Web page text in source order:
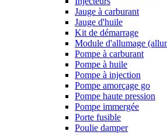
Jauge à carburant
Jauge d'huile
Kit de démarrage
Module d'allumage
Pompe à carburant
Pompe à huile
Pompe à injection
Pompe amorçage go
Pompe haute pression
Pompe immergée
Porte fusible
Poulie damper